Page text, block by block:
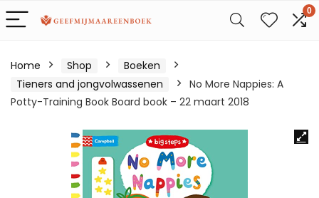
0
Home Shop
Boeken
Tieners and jongvolwassenen
No More Nappies: A
Potty-Training Book Board book – 22 maart 2018